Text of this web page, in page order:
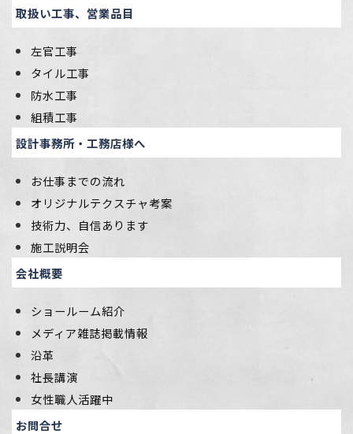
取扱い工事、営業品目
左官工事
タイル工事
防水工事
組積工事
設計事務所・工務店様へ
お仕事までの流れ
オリジナルテクスチャ考案
技術力、自信あります
施工説明会
会社概要
ショールーム紹介
メディア雑誌掲載情報
沿革
社長講演
女性職人活躍中
お問合せ